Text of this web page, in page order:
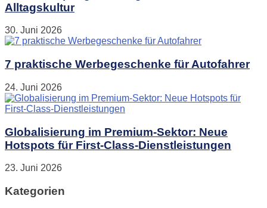
Alltagskultur
30. Juni 2026
7 praktische Werbegeschenke für Autofahrer
24. Juni 2026
Globalisierung im Premium-Sektor: Neue
Hotspots für First-Class-Dienstleistungen
23. Juni 2026
Kategorien